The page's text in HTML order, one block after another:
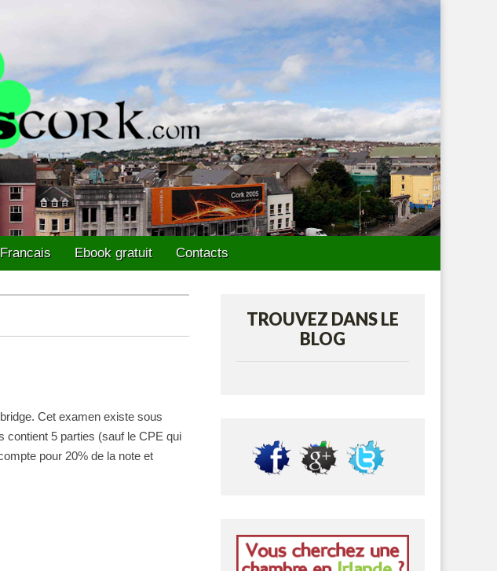
Ebook gratuit Contacts
Cet examen existe sous
contient 5 parties (sauf le CPE qui
pour 20% de la note et
TROUVEZ DANS LE
BLOG